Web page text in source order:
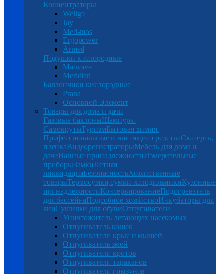
Концентраторы
Wellgo
Jay
Med-mos
Ergopower
Armed
Подушки кислородные
Matwave
Meridian
Баллончики кислородные
Prana
Основной Элемент
Товары для дома и дачи
Газовые баллоныШампура-
СамокрутыТуризмБытовая химия.
Профессиональные и чистящие средстваСкатерть,
пленкаВидеорегистраторыМебель для дома и
дачиВанные принадлежностиИзмерительные
приборыЗамкиЛетняя
ликвидацияБезопасностьХозяйственные
товарыТермосумки,сумки-холодильникиКухонные
принадлежностиКонсервированиеПодогреватель
для бассейнаПодсобное хозяйствоИнкубаторы для
яицСушилки для обувиОтпугиватели
Уничтожитель летающих насекомых
Отпугиватель кошек
Отпугиватели крыс и мышей
Отпугиватель змей
Отпугиватели кротов
Отпугиватели тараканов
Отпугиватели грызунов